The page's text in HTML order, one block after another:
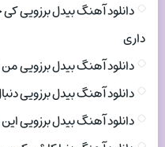
دانلود آهنگ بیدل برزویی
داری
دانلود آهنگ بیدل برزویی
دانلود آهنگ بیدل برزویی
دانلود آهنگ بیدل برزویی